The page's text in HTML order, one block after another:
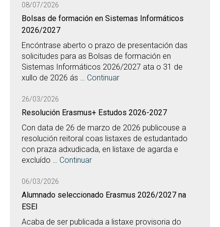
08/07/2026
Bolsas de formación en Sistemas Informáticos
2026/2027
Encóntrase aberto o prazo de presentación das
solicitudes para as Bolsas de formación en
Sistemas Informáticos 2026/2027 ata o 31 de
xullo de 2026 ás … Continuar
26/03/2026
Resolución Erasmus+ Estudos 2026-2027
Con data de 26 de marzo de 2026 publicouse a
resolución reitoral coas listaxes de estudantado
con praza adxudicada, en listaxe de agarda e
excluído … Continuar
06/03/2026
Alumnado seleccionado Erasmus 2026/2027 na
ESEI
Acaba de ser publicada a listaxe provisoria do